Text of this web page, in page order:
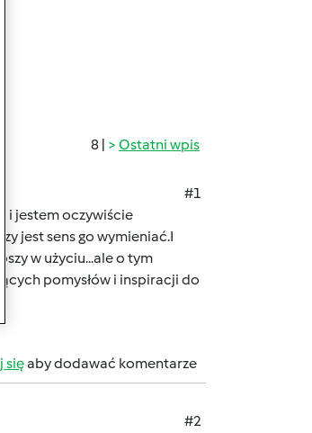
8 | Ostatni wpis
#1
i jestem oczywiście
jest sens go wymieniać.I
w użyciu...ale o tym
pomysłów i inspiracji do
sięaby dodawać komentarze
#2